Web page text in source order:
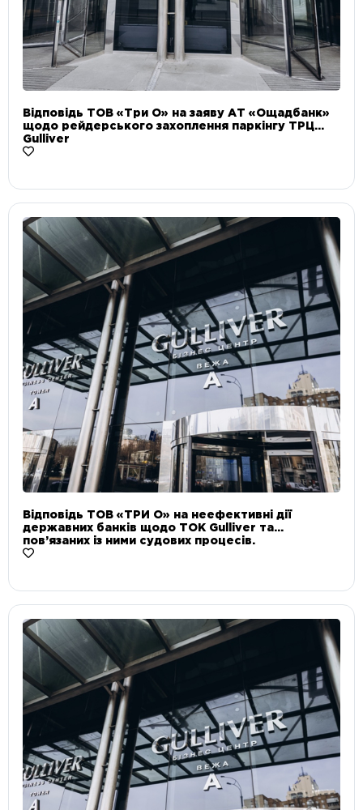
Відповідь ТОВ «Три О» на заяву АТ «Ощадбанк»
щодо рейдерського захоплення паркінгу ТРЦ
Gulliver
Відповідь ТОВ «ТРИ О» на неефективні дії
державних банків щодо ТОК Gulliver та
пов’язаних із ними судових процесів.